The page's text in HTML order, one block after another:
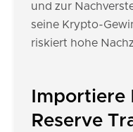
und zur
seine Krypto-
riskiert hohe
Importiere
Reserve